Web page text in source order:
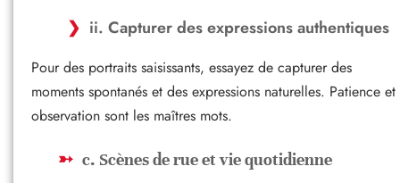
ii. Capturer des expressions authentiques
Pour des portraits saisissants, essayez de capturer des
moments spontanés et des expressions naturelles. Patience et
observation sont les maîtres mots.
c. Scènes de rue et vie quotidienne